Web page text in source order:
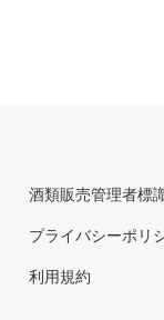
酒類販売管理者標
プライバシーポリ
利用規約